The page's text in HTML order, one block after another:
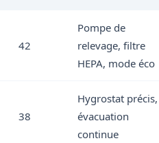
42
Pompe de
relevage, filtre
HEPA, mode éco
38
Hygrostat précis,
évacuation
continue